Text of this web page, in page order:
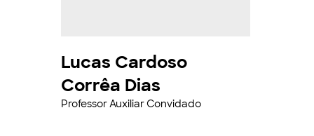
Lucas Cardoso
Corrêa Dias
Professor Auxiliar Convidado